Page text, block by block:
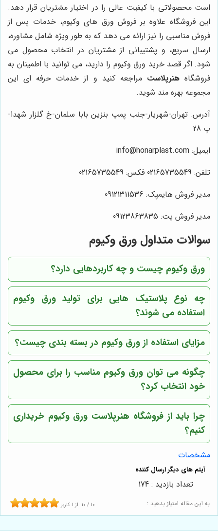
است محصولاتی با کیفیت عالی را در اختیار مشتریان قرار دهد.
این فروشگاه علاوه بر فروش ورق های وکیوم، خدمات پس از
فروش مناسبی را نیز ارائه می دهد که به طور ویژه شامل مشاوره،
ارسال سریع، و پشتیبانی از مشتریان در انتخاب محصول می
شود. اگر قصد خرید ورق وکیوم را دارید، می توانید با اطمینان به
فروشگاههنرپلاست مراجعه کنید و از خدمات حرفه ای این
مجموعه بهره مند شوید.
آدرس: تهران-شهریار-جنب پمپ بنزین بابا سلمان-خ گلزار شهدا-
پ 28
ایمیل: info@honarplast.com
تلفن: 02165735549 فکس: 02165735549
مدیر فروش هایمپک: 09121311536
مدیر فروش پت: 09123863835
سوالات متداول ورق وکیوم
ورق وکیوم چیست و چه کاربردهایی دارد؟
چه نوع پلاستیک هایی برای تولید ورق وکیوم
استفاده می شوند؟
مزایای استفاده از ورق وکیوم در بسته بندی چیست؟
چگونه می توان ورق وکیوم مناسب را برای محصول
خود انتخاب کرد؟
چرا باید از فروشگاه هنرپلاست ورق وکیوم خریداری
کنیم؟
مشخصات
به این مقاله امتیاز بدهید : 10 / 10 از1 کاربر
تعداد بازدید : 174